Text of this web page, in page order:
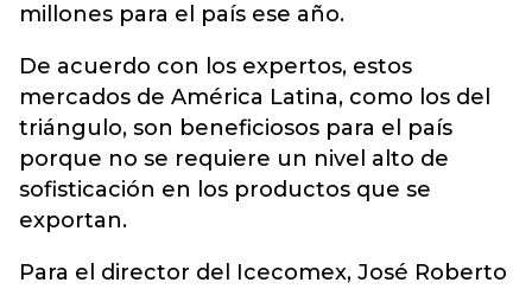
millones para el país ese año.
De acuerdo con los expertos, estos
mercados de América Latina, como los del
triángulo, son beneficiosos para el país
porque no se requiere un nivel alto de
sofisticación en los productos que se
exportan.
Para el director del Icecomex, José Roberto